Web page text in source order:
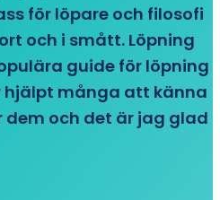
för löpare och filosofi
och i smått. Löpning
guide för löpning
hjälpt många att känna
och det är jag glad